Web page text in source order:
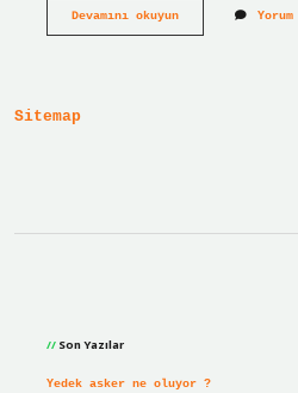
Devamını okuyunBelam
Sitemap
Son Yazılar
Yedek asker ne oluyor ?